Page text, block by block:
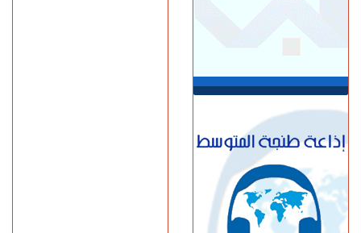
طنجة.. حادث مروع بطريق
أحرارين ينهي حياة سائق سيارة
أجرة ويصيب آخرين بجروح
السبت 08 غشت | 11:34
استطلاع رأي: 77.3% من
الإسبان يعتبرون المغرب "بلدا
الجمعة 07 غشت | 23:01
سوء تدبير.. وزارة النقل تتسبب
في أزمة طوابير السيارات أمام
مراكز الفحص التقني بطنجة
الجمعة 07 غشت | 22:30